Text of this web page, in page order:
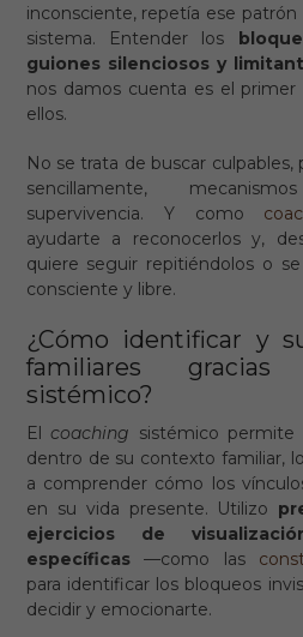
inconsciente, repetía ese patrón
sistema. Entender los
guiones silenciosos y
nos damos cuenta es el primer
ellos.
No se trata de buscar culpables,
sencillamente,
supervivencia. Y como
ayudarte a reconocerlos y,
quiere seguir repitiéndolos o
consciente y libre.
¿Cómo identificar y
familiares
sistémico?
Elcoaching sistémico permite
dentro de su contexto familiar,
a comprender cómo los
en su vida presente. Utilizo
ejercicios de
específicas—como las
para identificar los bloqueos
decidir y emocionarte.